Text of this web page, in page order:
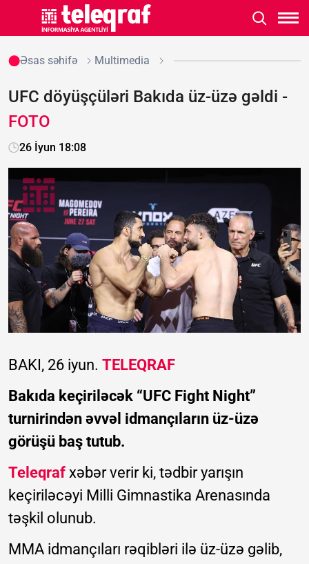
Əsas səhifə Multimedia
UFC döyüşçüləri Bakıda üz-üzə gəldi -
FOTO
26 İyun 18:08
BAKI, 26 iyun. TELEQRAF
Bakıda keçiriləcək “UFC Fight Night”
turnirindən əvvəl idmançıların üz-üzə
görüşü baş tutub.
Teleqraf xəbər verir ki, tədbir yarışın
keçiriləcəyi Milli Gimnastika Arenasında
təşkil olunub.
MMA idmançıları rəqibləri ilə üz-üzə gəlib,